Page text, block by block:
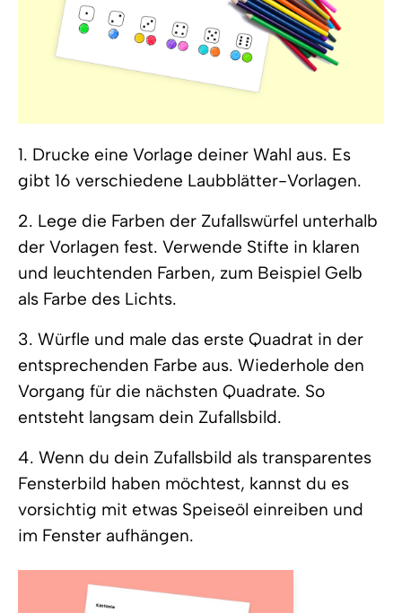
1. Drucke eine Vorlage deiner Wahl aus. Es
gibt 16 verschiedene Laubblätter-Vorlagen.
2. Lege die Farben der Zufallswürfel unterhalb
der Vorlagen fest. Verwende Stifte in klaren
und leuchtenden Farben, zum Beispiel Gelb
als Farbe des Lichts.
3. Würfle und male das erste Quadrat in der
entsprechenden Farbe aus. Wiederhole den
Vorgang für die nächsten Quadrate. So
entsteht langsam dein Zufallsbild.
4. Wenn du dein Zufallsbild als transparentes
Fensterbild haben möchtest, kannst du es
vorsichtig mit etwas Speiseöl einreiben und
im Fenster aufhängen.